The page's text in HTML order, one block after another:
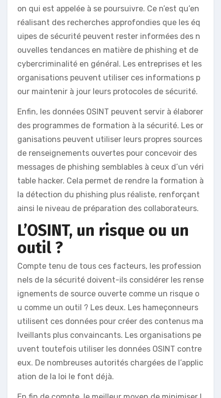
on qui est appelée à se poursuivre. Ce n’est qu’en
réalisant des recherches approfondies que les éq
uipes de sécurité peuvent rester informées des n
ouvelles tendances en matière de phishing et de
cybercriminalité en général. Les entreprises et les
organisations peuvent utiliser ces informations p
our maintenir à jour leurs protocoles de sécurité.
Enfin, les données OSINT peuvent servir à élaborer
des programmes de formation à la sécurité. Les or
ganisations peuvent utiliser leurs propres sources
de renseignements ouvertes pour concevoir des
messages de phishing semblables à ceux d’un véri
table hacker. Cela permet de rendre la formation à
la détection du phishing plus réaliste, renforçant
ainsi le niveau de préparation des collaborateurs.
L’OSINT, un risque ou un
outil ?
Compte tenu de tous ces facteurs, les profession
nels de la sécurité doivent-ils considérer les rense
ignements de source ouverte comme un risque o
u comme un outil ? Les deux. Les hameçonneurs
utilisent ces données pour créer des contenus ma
lveillants plus convaincants. Les organisations pe
uvent toutefois utiliser les données OSINT contre
eux. De nombreuses autorités chargées de l’applic
ation de la loi le font déjà.